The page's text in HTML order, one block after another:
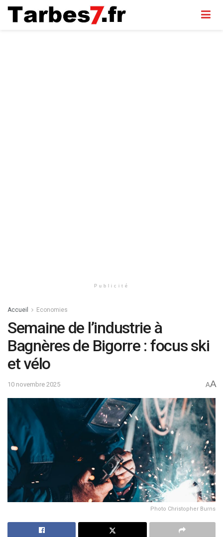
Publicité
Accueil Economies
Semaine de l’industrie à
Bagnères de Bigorre : focus ski
et vélo
10 novembre 2025 AA
Photo Christopher Burns